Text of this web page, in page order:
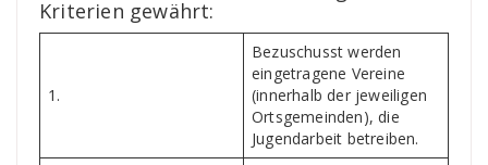
Kriterien gewährt:
1.
Bezuschusst werden
eingetragene Vereine
(innerhalb der jeweiligen
Ortsgemeinden), die
Jugendarbeit betreiben.